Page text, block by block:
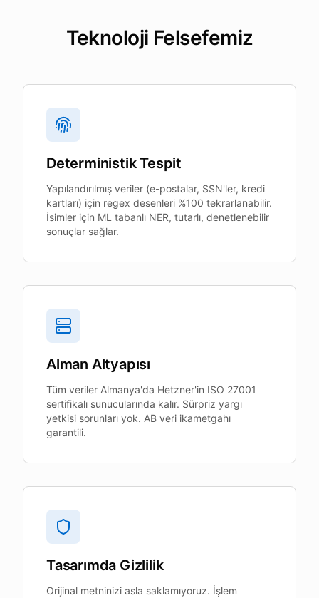
Teknoloji Felsefemiz
Deterministik Tespit
Yapılandırılmış veriler (e-postalar, SSN'ler, kredi
kartları) için regex desenleri %100 tekrarlanabilir.
İsimler için ML tabanlı NER, tutarlı, denetlenebilir
sonuçlar sağlar.
Alman Altyapısı
Tüm veriler Almanya'da Hetzner'in ISO 27001
sertifikalı sunucularında kalır. Sürpriz yargı
yetkisi sorunları yok. AB veri ikametgahı
garantili.
Tasarımda Gizlilik
Orijinal metninizi asla saklamıyoruz. İşlem